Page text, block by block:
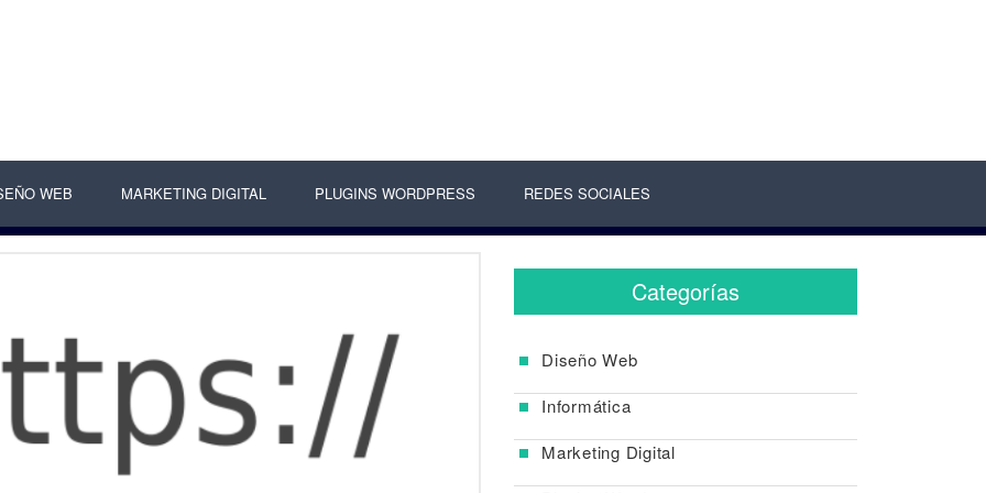
WEB MARKETING DIGITAL PLUGINS WORDPRESS REDES SOCIALES
Categorías
Diseño Web
Informática
Marketing Digital